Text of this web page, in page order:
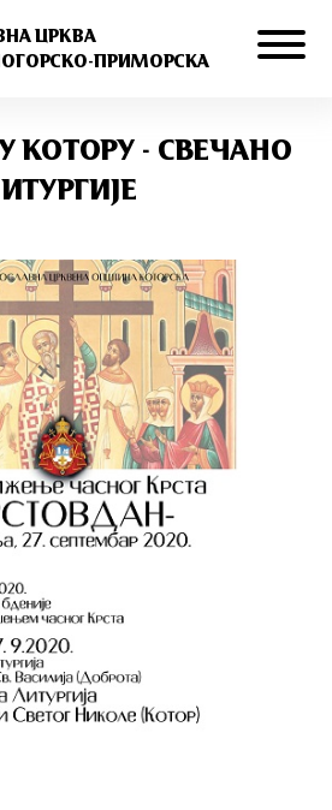
ЦРКВА
ПРИМОРСКА
КОТОРУ - СВЕЧАНО